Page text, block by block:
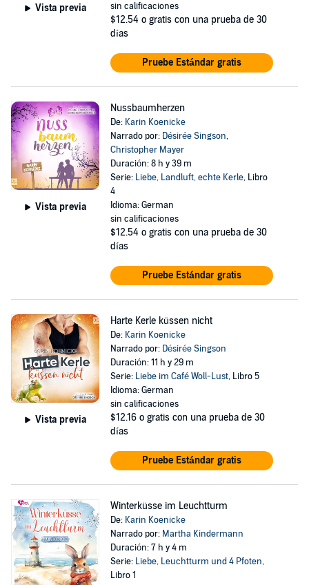
Vista previa
sin calificaciones
$12.54 o gratis con una prueba de 30
días
Pruebe Estándar gratis
Vista previa
Nussbaumherzen
De: Karin Koenicke
Narrado por: Désirée Singson,
Christopher Mayer
Duración: 8 h y 39 m
Serie: Liebe, Landluft, echte Kerle, Libro
4
Idioma: German
sin calificaciones
$12.54 o gratis con una prueba de 30
días
Pruebe Estándar gratis
Vista previa
Harte Kerle küssen nicht
De: Karin Koenicke
Narrado por: Désirée Singson
Duración: 11 h y 29 m
Serie: Liebe im Café Woll-Lust, Libro 5
Idioma: German
sin calificaciones
$12.16 o gratis con una prueba de 30
días
Pruebe Estándar gratis
Winterküsse im Leuchtturm
De: Karin Koenicke
Narrado por: Martha Kindermann
Duración: 7 h y 4 m
Serie: Liebe, Leuchtturm und 4 Pfoten,
Libro 1